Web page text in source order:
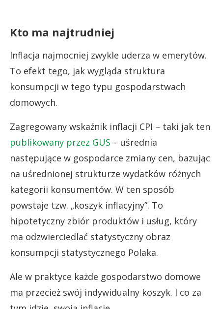
Kto ma najtrudniej
Inflacja najmocniej zwykle uderza w emerytów.
To efekt tego, jak wygląda struktura
konsumpcji w tego typu gospodarstwach
domowych.
Zagregowany wskaźnik inflacji CPI – taki jak ten
publikowany przez GUS – uśrednia
następujące w gospodarce zmiany cen, bazując
na uśrednionej strukturze wydatków różnych
kategorii konsumentów. W ten sposób
powstaje tzw. „koszyk inflacyjny”. To
hipotetyczny zbiór produktów i usług, który
ma odzwierciedlać statystyczny obraz
konsumpcji statystycznego Polaka.
Ale w praktyce każde gospodarstwo domowe
ma przecież swój indywidualny koszyk. I co za